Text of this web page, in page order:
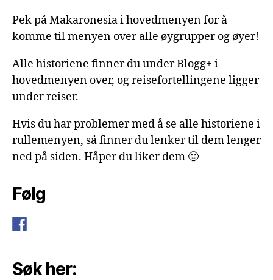
Pek på Makaronesia i hovedmenyen for å
komme til menyen over alle øygrupper og øyer!
Alle historiene finner du under Blogg+ i
hovedmenyen over, og reisefortellingene ligger
under reiser.
Hvis du har problemer med å se alle historiene i
rullemenyen, så finner du lenker til dem lenger
ned på siden. Håper du liker dem 🙂
Følg
Søk her: